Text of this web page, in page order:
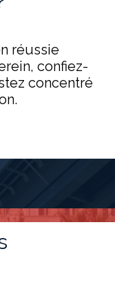
réussie
confiez-
concentré